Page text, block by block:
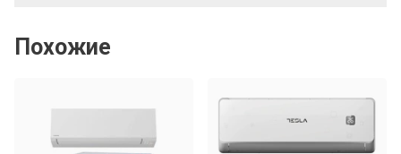
Похожие